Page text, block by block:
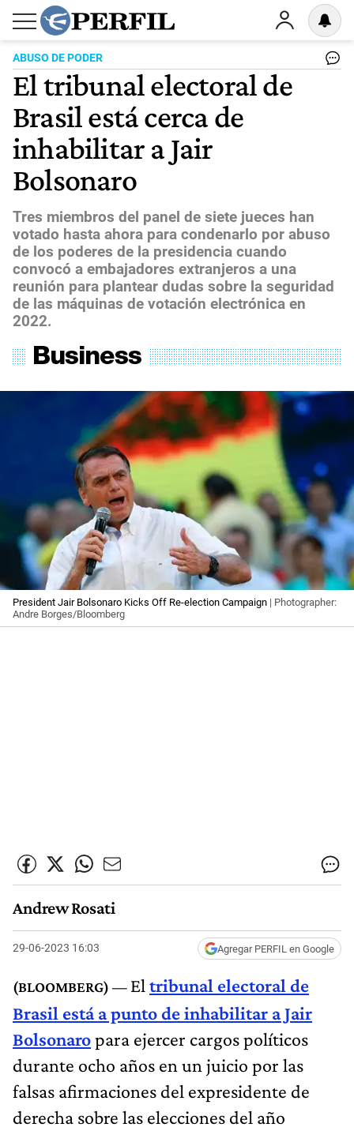
ABUSO DE PODER
El tribunal electoral de
Brasil está cerca de
inhabilitar a Jair
Bolsonaro
Tres miembros del panel de siete jueces han
votado hasta ahora para condenarlo por abuso
de los poderes de la presidencia cuando
convocó a embajadores extranjeros a una
reunión para plantear dudas sobre la seguridad
de las máquinas de votación electrónica en
2022.
President Jair Bolsonaro Kicks Off Re-election Campaign | Photographer:
Andre Borges/Bloomberg
Andrew Rosati
29-06-2023 16:03 Agregar PERFIL en Google
El tribunal electoral de
Brasil está a punto de inhabilitar a Jair
Bolsonaropara ejercer cargos políticos
durante ocho años en un juicio por las
falsas afirmaciones del expresidente de
derecha sobre las elecciones del año